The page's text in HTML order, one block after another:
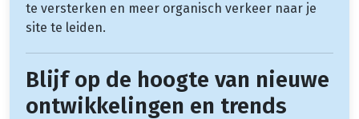
te versterken en meer organisch verkeer naar je
site te leiden.
Blijf op de hoogte van nieuwe
ontwikkelingen en trends